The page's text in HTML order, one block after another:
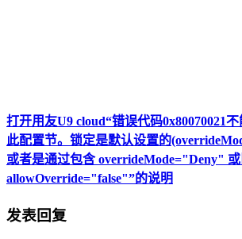
打开用友U9 cloud“错误代码0x80070021
此配置节。锁定是默认设置的
或者是通过包含 overrideMode="Deny"
allowOverride="false"”的说明
发表回复